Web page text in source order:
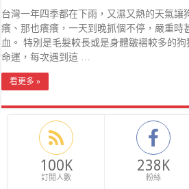
台灣一年四季都在下雨，又濕又熱的天氣讓
癢、那也癢癢，一天到晚抓個不停，嚴重時
血。 特別是毛髮較長或是身體皺褶較多的
命運，每次遇到這 …
看更多 »
100K
訂閱人數
238K
粉絲